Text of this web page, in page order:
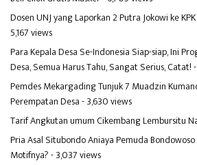
Dosen UNJ yang Laporkan 2 Putra Jokowi ke
5,167 views
Para Kepala Desa Se-Indonesia Siap-siap, Ini
Desa, Semua Harus Tahu, Sangat Serius, Catat!
Pemdes Mekargading Tunjuk 7 Muadzin
Perempatan Desa- 3,630 views
Tarif Angkutan umum Cikembang Lembursitu
Pria Asal Situbondo Aniaya Pemuda
Motifnya?- 3,037 views